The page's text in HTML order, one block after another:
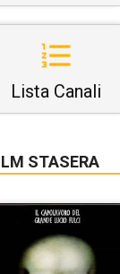
Lista Canali
STASERA